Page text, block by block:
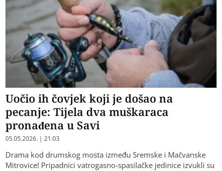
Uočio ih čovjek koji je došao na
pecanje: Tijela dva muškaraca
pronađena u Savi
05.05.2026. | 21:03
Drama kod drumskog mosta između Sremske i Mačvanske
Mitrovice! Pripadnici vatrogasno-spasilačke jedinice izvukli su